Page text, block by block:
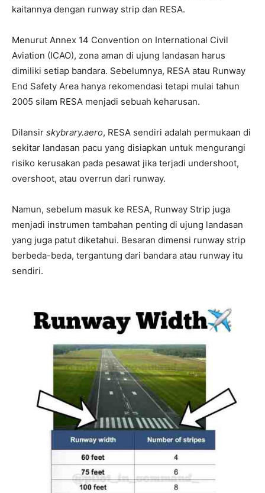
kaitannya dengan runway strip dan RESA.
Menurut Annex 14 Convention on International Civil
Aviation (ICAO), zona aman di ujung landasan harus
dimiliki setiap bandara. Sebelumnya, RESA atau Runway
End Safety Area hanya rekomendasi tetapi mulai tahun
2005 silam RESA menjadi sebuah keharusan.
Dilansir skybrary.aero, RESA sendiri adalah permukaan di
sekitar landasan pacu yang disiapkan untuk mengurangi
risiko kerusakan pada pesawat jika terjadi undershoot,
overshoot, atau overrun dari runway.
Namun, sebelum masuk ke RESA, Runway Strip juga
menjadi instrumen tambahan penting di ujung landasan
yang juga patut diketahui. Besaran dimensi runway strip
berbeda-beda, tergantung dari bandara atau runway itu
sendiri.